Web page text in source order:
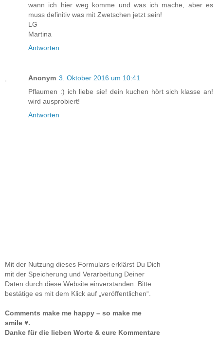
wann ich hier weg komme und was ich mache, aber es
muss definitiv was mit Zwetschen jetzt sein!
LG
Martina
Antworten
Anonym 3. Oktober 2016 um 10:41
Pflaumen :) ich liebe sie! dein kuchen hört sich klasse an!
wird ausprobiert!
Antworten
Mit der Nutzung dieses Formulars erklärst Du Dich
mit der Speicherung und Verarbeitung Deiner
Daten durch diese Website einverstanden. Bitte
bestätige es mit dem Klick auf „veröffentlichen“.
Comments make me happy – so make me
smile ♥.
Danke für die lieben Worte & eure Kommentare